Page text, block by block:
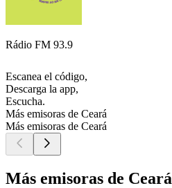
Rádio FM 93.9
Escanea el código,
Descarga la app,
Escucha.
Más emisoras de Ceará
Más emisoras de Ceará
Más emisoras de Ceará